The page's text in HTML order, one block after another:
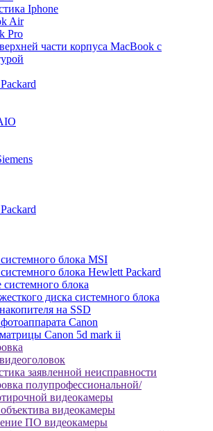
Iphone
Air
Pro
части корпуса MacBook с
блока MSI
блока Hewlett Packard
системного блока
диска системного блока
на SSD
Canon
Canon 5d mark ii
заявленной неисправности
полупрофессиональной/
видеокамеры
видеокамеры
ПО видеокамеры